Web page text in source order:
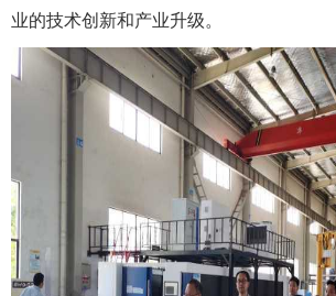
业的技术创新和产业升级。